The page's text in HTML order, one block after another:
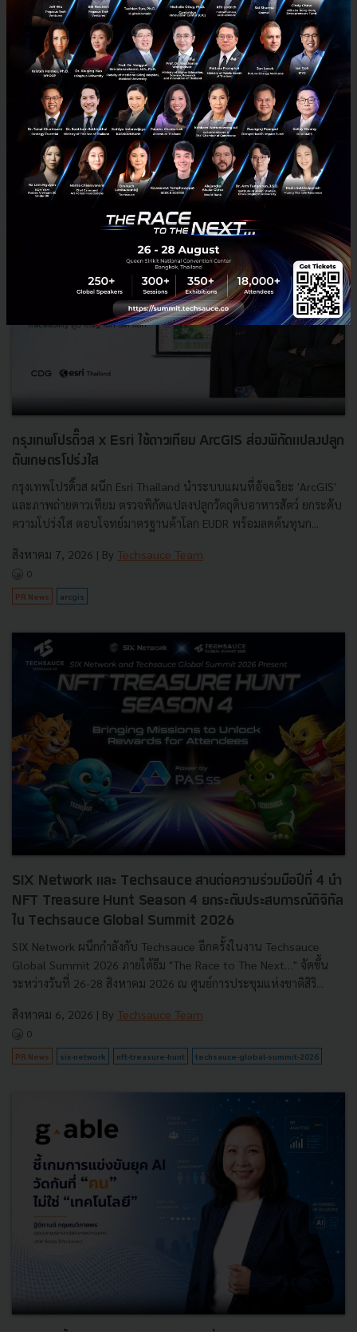
RELATED ARTICLE
กรุงเทพโปรดิ๊วส x Esri ใช้ดาวเทียม ArcGIS ส่องพิกัดแปลงปลูก
ดันเกษตรโปร่งใส
กรุงเทพโปรดิ๊วส ผนึก Esri Thailand นำระบบแผนที่อัจฉริยะ 'ArcGIS'
และภาพถ่ายดาวเทียม ตรวจพิกัดแปลงปลูกวัตถุดิบอาหารสัตว์ ยกระดับ
ความโปร่งใส ตอบโจทย์มาตรฐานค้าโลก EUDR พร้อมลดต้นทุนก...
สิงหาคม 7, 2026 | By Techsauce Team
0
PR News arcgis
SIX Network และ Techsauce สานต่อความร่วมมือปีที่ 4 นำ
NFT Treasure Hunt Season 4 ยกระดับประสบการณ์ดิจิทัล
ใน Techsauce Global Summit 2026
SIX Network ผนึกกำลังกับ Techsauce อีกครั้งในงาน Techsauce
Global Summit 2026 ภายใต้ธีม "The Race to The Next…" จัดขึ้น
ระหว่างวันที่ 26-28 สิงหาคม 2026 ณ ศูนย์การประชุมแห่งชาติสิริ...
สิงหาคม 6, 2026 | By Techsauce Team
0
PR News six-network nft-treasure-hunt techsauce-global-summit-2026